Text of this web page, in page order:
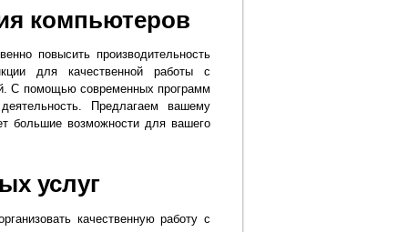
компьютеров
повысить производительность
для качественной работы с
С помощью современных программ
Предлагаем вашему
большие возможности для вашего
услуг
качественную работу с